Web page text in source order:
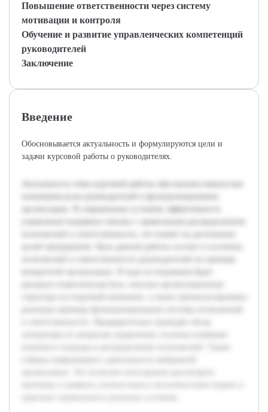
Повышение ответственности через систему
мотивации и контроля
Обучение и развитие управленческих компетенций
руководителей
Заключение
Введение
Обосновывается актуальность и формулируются цели и
задачи курсовой работы о руководителях.